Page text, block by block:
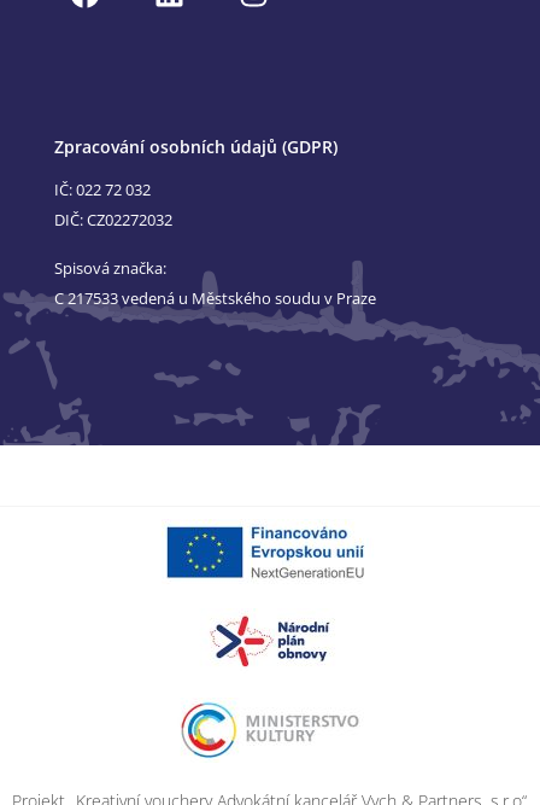
Zpracování osobních údajů (GDPR)
IČ: 022 72 032
DIČ: CZ02272032
Spisová značka:
C 217533 vedená u Městského soudu v Praze